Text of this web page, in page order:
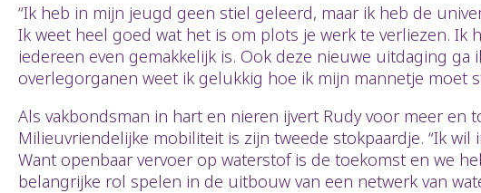
“Ik heb in mijn jeugd geen stiel geleerd, maar ik heb de
Ik weet heel goed wat het is om plots je werk te verliezen.
iedereen even gemakkelijk is. Ook deze nieuwe uitdaging
overlegorganen weet ik gelukkig hoe ik mijn mannetje moet
Als vakbondsman in hart en nieren ijvert Rudy voor meer
Milieuvriendelijke mobiliteit is zijn tweede stokpaardje. “Ik
Want openbaar vervoer op waterstof is de toekomst en we
belangrijke rol spelen in de uitbouw van een netwerk van